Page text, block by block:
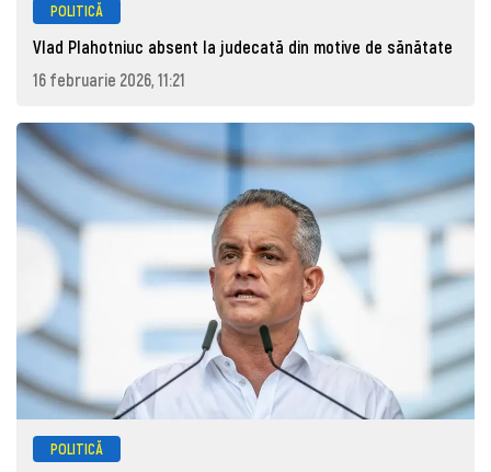
POLITICĂ
Vlad Plahotniuc absent la judecată din motive de sănătate
16 februarie 2026, 11:21
POLITICĂ